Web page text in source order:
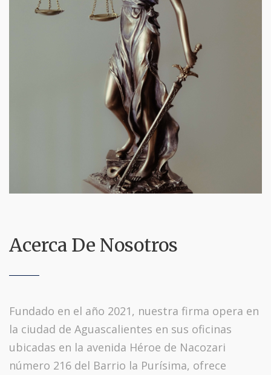
Acerca De Nosotros
Fundado en el año 2021, nuestra firma opera en
la ciudad de Aguascalientes en sus oficinas
ubicadas en la avenida Héroe de Nacozari
número 216 del Barrio la Purísima, ofrece